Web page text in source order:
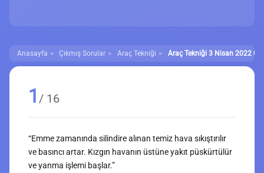
Anasayfa Çıkmış Sorular Araç Tekniği Araç Tekniği 3 Nisan 2022
1 / 16
“Emme zamanında silindire alınan temiz hava sıkıştırılır
ve basıncı artar. Kızgın havanın üstüne yakıt püskürtülür
ve yanma işlemi başlar.”